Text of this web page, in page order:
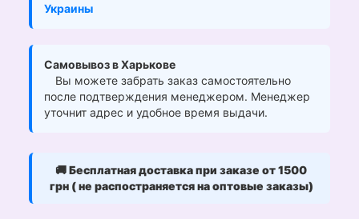
Украины
Самовывоз в Харькове
Вы можете забрать заказ самостоятельно
после подтверждения менеджером. Менеджер
уточнит адрес и удобное время выдачи.
🚚Бесплатная доставка при заказе от 1500
грн ( не распостраняется на оптовые заказы)